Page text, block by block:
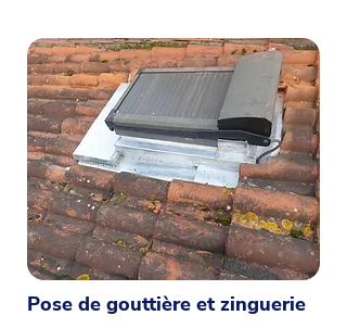
Pose de gouttière et zinguerie